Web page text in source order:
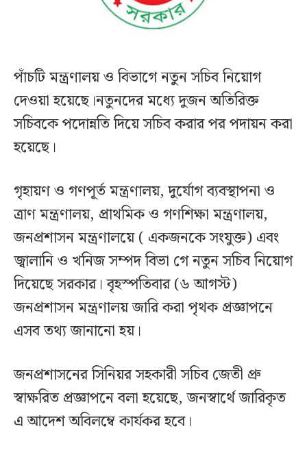
পাঁচটি মন্ত্রণালয় ও বিভাগে নতুন সচিব নিয়োগ
দেওয়া হয়েছে।নতুনদের মধ্যে দুজন অতিরিক্ত
সচিবকে পদোন্নতি দিয়ে সচিব করার পর পদায়ন করা
হয়েছে।
গৃহায়ণ ও গণপূর্ত মন্ত্রণালয়, দুর্যোগ ব্যবস্থাপনা ও
ত্রাণ মন্ত্রণালয়, প্রাথমিক ও গণশিক্ষা মন্ত্রণালয়,
জনপ্রশাসন মন্ত্রণালয়ে ( একজনকে সংযুক্ত) এবং
জ্বালানি ও খনিজ সম্পদ বিভা গে নতুন সচিব নিয়োগ
দিয়েছে সরকার। বৃহস্পতিবার (৬ আগস্ট)
জনপ্রশাসন মন্ত্রণালয় জারি করা পৃথক প্রজ্ঞাপনে
এসব তথ্য জানানো হয়।
জনপ্রশাসনের সিনিয়র সহকারী সচিব জেতী প্রু
স্বাক্ষরিত প্রজ্ঞাপনে বলা হয়েছে, জনস্বার্থে জারিকৃত
এ আদেশ অবিলম্বে কার্যকর হবে।